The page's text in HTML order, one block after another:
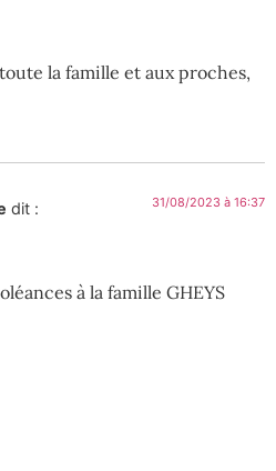
la famille et aux proches,
dit : 31/08/2023 à 16:37
à la famille GHEYS